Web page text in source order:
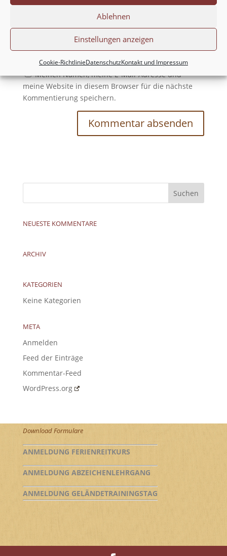
Ablehnen
Einstellungen anzeigen
Cookie-RichtlinieDatenschutzKontakt und Impressum
Meinen Namen, meine E-Mail-Adresse und
meine Website in diesem Browser für die nächste
Kommentierung speichern.
NEUESTE KOMMENTARE
ARCHIV
KATEGORIEN
Keine Kategorien
META
Anmelden
Feed der Einträge
Kommentar-Feed
WordPress.org
Download Formulare
ANMELDUNG FERIENREITKURS
ANMELDUNG ABZEICHENLEHRGANG
ANMELDUNG GELÄNDETRAININGSTAG